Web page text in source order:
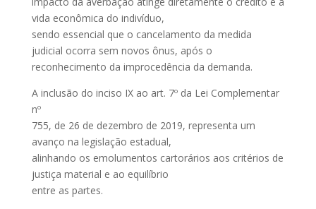
vida econômica do indivíduo,
sendo essencial que o cancelamento da medida
judicial ocorra sem novos ônus, após o
reconhecimento da improcedência da demanda.
A inclusão do inciso IX ao art. 7º da Lei Complementar
nº
755, de 26 de dezembro de 2019, representa um
avanço na legislação estadual,
alinhando os emolumentos cartorários aos critérios de
justiça material e ao equilíbrio
entre as partes.